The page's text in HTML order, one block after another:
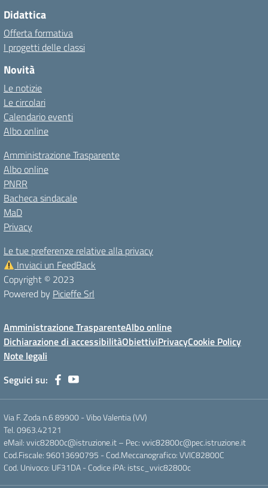
Didattica
Offerta formativa
I progetti delle classi
Novità
Le notizie
Le circolari
Calendario eventi
Albo online
Amministrazione Trasparente
Albo online
PNRR
Bacheca sindacale
MaD
Privacy
Le tue preferenze relative alla privacy
Inviaci un FeedBack
Copyright © 2023
Powered by Picieffe Srl
Amministrazione TrasparenteAlbo online
Dichiarazione di accessibilitàObiettiviPrivacyCookie Policy
Note legali
Seguici su:
Via F. Zoda n.6 89900 - Vibo Valentia (VV)
Tel. 0963.42121
eMail: vvic82800c@istruzione.it – Pec: vvic82800c@pec.istruzione.it
Cod.Fiscale: 96013690795 - Cod.Meccanografico: VVIC82800C
Cod. Univoco: UF31DA - Codice iPA: istsc_vvic82800c